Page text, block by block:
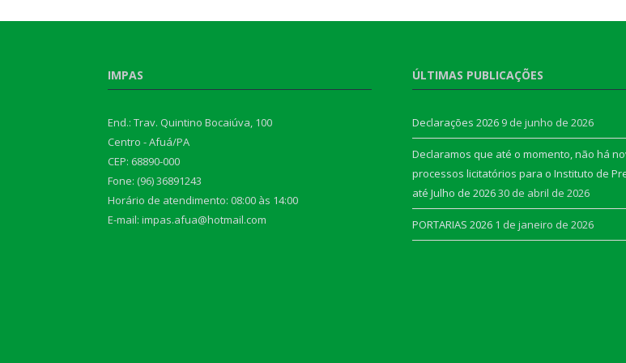
IMPAS
End.: Trav. Quintino Bocaiúva, 100
Centro - Afuá/PA
CEP: 68890-000
Fone: (96) 36891243
Horário de atendimento: 08:00 às 14:00
E-mail: impas.afua@hotmail.com
ÚLTIMAS PUBLICAÇÕES
Declarações 2026 9 de junho de 2026
Declaramos que até o momento, não há
processos licitatórios para o Instituto de
até Julho de 202630 de abril de 2026
PORTARIAS 2026 1 de janeiro de 2026